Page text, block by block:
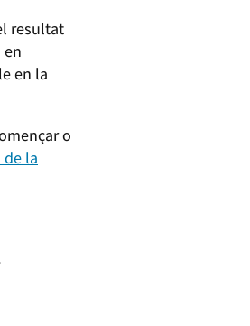
resultat
en
en la
o
de la